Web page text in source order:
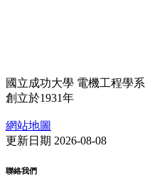
國立成功大學 電機工程學系
創立於1931年
網站地圖
更新日期 2026-08-08
聯絡我們